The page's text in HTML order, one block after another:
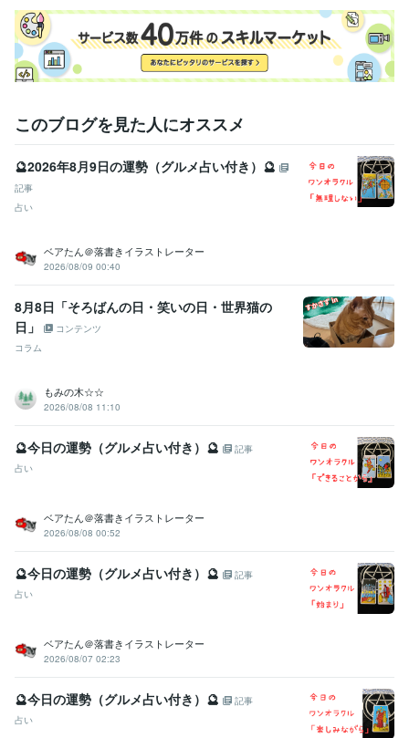
エンジニア / システムエンジニア 経験年数 : 25年
エンジニア / 情報システム・社内SE 経験年数 : 25年
AI・機械学習 / AIエンジニア 経験年数 : 2年
AI・機械学習 / プロンプトエンジニア 経験年数 : 2年
AI・機械学習 / AIライター 経験年数 : 2年
職歴
インフラ×テクノロジー関連会社 2000年3月 ~ 現在
【セミナー講師】グーグルアドセンスセミナー
【情報商材】グーグ
流で切り拓く新時代の働き方: デュアリーマン革命
資格・検定
情報処理技術者（応用情報技術者）
情報処理技術者（基本情報技術者）
プログラミング言語・フレームワーク
Weblogic:10年Oracle Database:10年 PostgreSQL:10年
PowerPoint:25年Word:25年Google Analytics:10年
Google Search Console:10年
Canva:2年
ココナラ出品設計（商品構成・価格・導
ChatGPTプロンプト設計
SNS Facebook
テンプレ
ChatGPT プロンプト
学歴
広島工業大学
このブログを見た人にオススメ
🔮2026年8月9日の運勢（グルメ占い付き）🔮
記事
占い
ベアたん＠落書きイラストレーター
2026/08/09 00:40
8月8日「そろばんの日・笑いの日・世界猫の
日」
コンテンツ
コラム
もみの木☆☆
2026/08/08 11:10
🔮今日の運勢（グルメ占い付き）🔮
記事
占い
ベアたん＠落書きイラストレーター
2026/08/08 00:52
🔮今日の運勢（グルメ占い付き）🔮
記事
占い
ベアたん＠落書きイラストレーター
2026/08/07 02:23
🔮今日の運勢（グルメ占い付き）🔮
記事
占い